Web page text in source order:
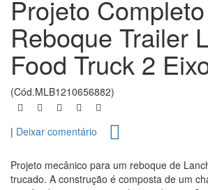
Projeto Completo
Reboque Trailer
Food Truck 2
(Cód.MLB1210656882)
| Deixar comentário
Projeto mecânico para um reboque de
trucado. A construção é composta de um